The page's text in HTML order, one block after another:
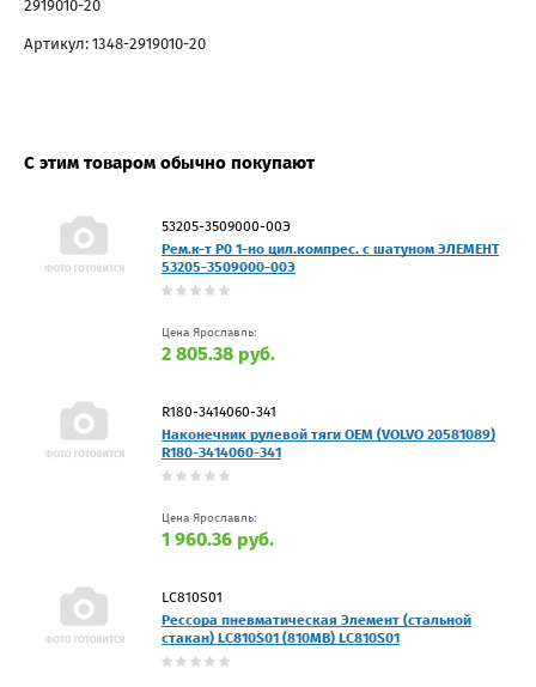
2919010-20
Артикул: 1348-2919010-20
С этим товаром обычно покупают
53205-3509000-00Э
Рем.к-т Р0 1-но цил.компрес. с шатуном ЭЛЕМЕНТ
53205-3509000-00Э
Цена Ярославль:
2 805.38 руб.
R180-3414060-341
Наконечник рулевой тяги OEM (VOLVO 20581089)
R180-3414060-341
Цена Ярославль:
1 960.36 руб.
LC810S01
Рессора пневматическая Элемент (стальной
стакан) LC810S01 (810MB) LC810S01